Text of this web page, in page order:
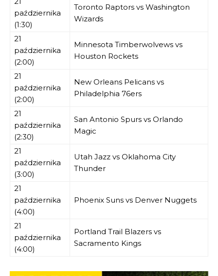
października
(1:30)
Toronto Raptors vs Washington
Wizards
21
października
(2:00)
Minnesota Timberwolvews vs
Houston Rockets
21
października
(2:00)
New Orleans Pelicans vs
Philadelphia 76ers
21
października
(2:30)
San Antonio Spurs vs Orlando
Magic
21
października
(3:00)
Utah Jazz vs Oklahoma City
Thunder
21
października
(4:00)
Phoenix Suns vs Denver Nuggets
21
października
(4:00)
Portland Trail Blazers vs
Sacramento Kings